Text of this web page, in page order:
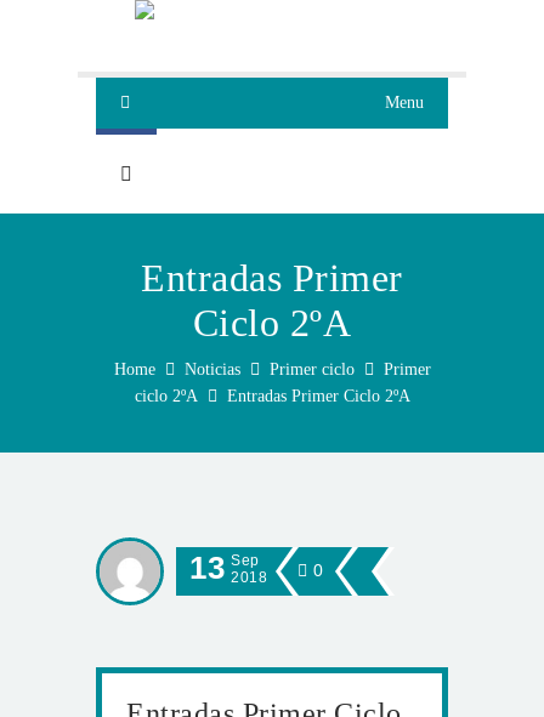
Menu
Entradas Primer
Ciclo 2ºA
Home Noticias Primer ciclo
Primer
ciclo 2ºA
Entradas Primer Ciclo 2ºA
13 Sep
2018
0